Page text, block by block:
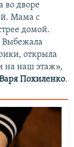
во дворе
Мама с
домой.
Выбежала
открыла
на наш этаж»,
Похиленко.